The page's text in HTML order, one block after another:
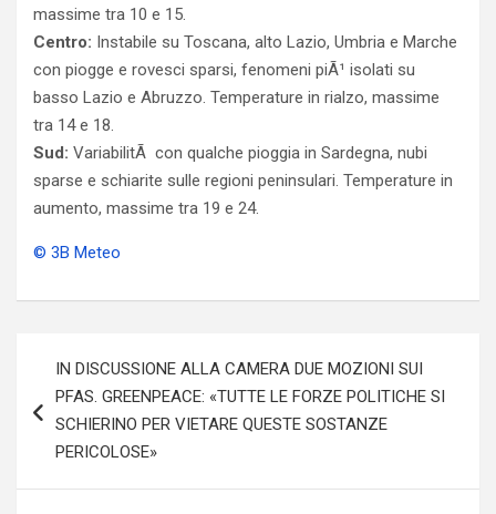
massime tra 10 e 15.
Centro: Instabile su Toscana, alto Lazio, Umbria e Marche
con piogge e rovesci sparsi, fenomeni piÃ¹ isolati su
basso Lazio e Abruzzo. Temperature in rialzo, massime
tra 14 e 18.
Sud: VariabilitÃ con qualche pioggia in Sardegna, nubi
sparse e schiarite sulle regioni peninsulari. Temperature in
aumento, massime tra 19 e 24.
© 3B Meteo
articoli
IN DISCUSSIONE ALLA CAMERA DUE MOZIONI SUI
PFAS. GREENPEACE: «TUTTE LE FORZE POLITICHE SI
SCHIERINO PER VIETARE QUESTE SOSTANZE
PERICOLOSE»